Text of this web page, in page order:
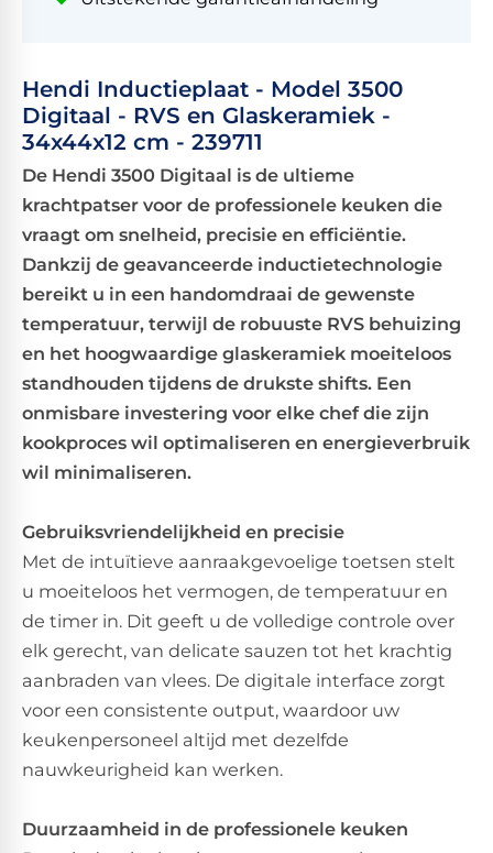
Hendi Inductieplaat - Model 3500
Digitaal - RVS en Glaskeramiek -
34x44x12 cm - 239711
De Hendi 3500 Digitaal is de ultieme
krachtpatser voor de professionele keuken die
vraagt om snelheid, precisie en efficiëntie.
Dankzij de geavanceerde inductietechnologie
bereikt u in een handomdraai de gewenste
temperatuur, terwijl de robuuste RVS behuizing
en het hoogwaardige glaskeramiek moeiteloos
standhouden tijdens de drukste shifts. Een
onmisbare investering voor elke chef die zijn
kookproces wil optimaliseren en energieverbruik
wil minimaliseren.
Gebruiksvriendelijkheid en precisie
Met de intuïtieve aanraakgevoelige toetsen stelt
u moeiteloos het vermogen, de temperatuur en
de timer in. Dit geeft u de volledige controle over
elk gerecht, van delicate sauzen tot het krachtig
aanbraden van vlees. De digitale interface zorgt
voor een consistente output, waardoor uw
keukenpersoneel altijd met dezelfde
nauwkeurigheid kan werken.
Duurzaamheid in de professionele keuken